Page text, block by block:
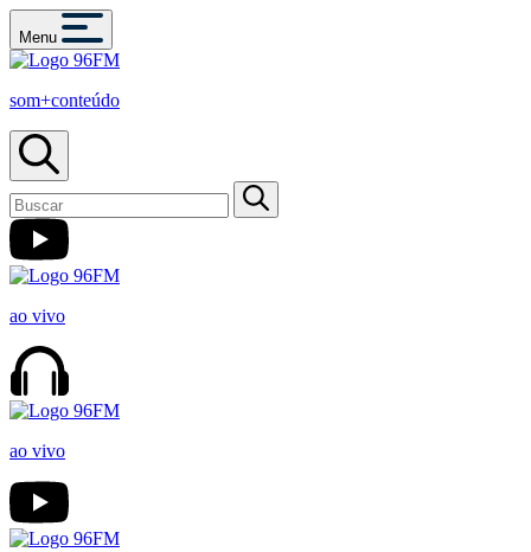
Menu
som+conteúdo
ao vivo
ao vivo